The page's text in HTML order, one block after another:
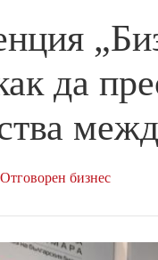
да
Oтговорен бизнес